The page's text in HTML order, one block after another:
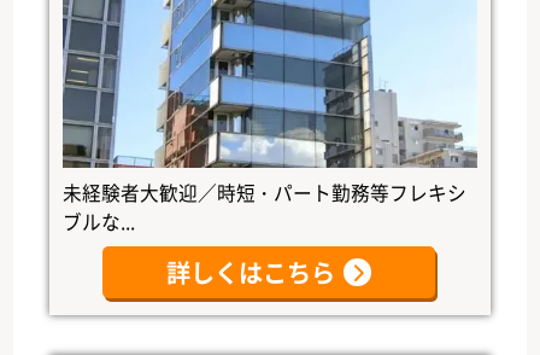
未経験者大歓迎／時短・パート勤務等フレキシ
ブルな...
詳しくはこちら